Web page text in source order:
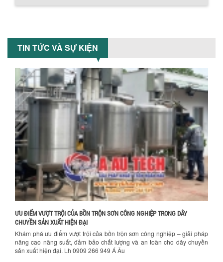
Chính sách giao hàng
Hướng dẫn thanh toán mua hàng
TIN TỨC VÀ SỰ KIỆN
ƯU ĐIỂM VƯỢT TRỘI CỦA BỒN TRỘN SƠN CÔNG NGHIỆP TRONG DÂY
CHUYỀN SẢN XUẤT HIỆN ĐẠI
Khám phá ưu điểm vượt trội của bồn trộn sơn công nghiệp – giải pháp
nâng cao năng suất, đảm bảo chất lượng và an toàn cho dây chuyền
sản xuất hiện đại. Lh 0909 266 949 Á Âu
CHỌN MÁY KHUẤY TRỘN HÓA CHẤT CHO
Khám phá những tiêu chí quan trọng
giúp doanh nghiệp lựa chọn máy khuấy
trộn hóa chất phù hợp. Từ máy khuấy
hóa...
NHỮNG YẾU TỐ QUYẾT ĐỊNH KHI CHỌN
BỒN KHUẤY SƠN: VẬT LIỆU, DUNG TÍCH VÀ
CÔNG SUẤT KHUẤY
Khám phá các yếu tố quan trọng khi
chọn bồn khuấy sơn: Vật liệu, dung tích
và công suất khuấy. Giải pháp tối...
BỒN KHUẤY TRỘN CHẤT LỎNG CHO
NGÀNH HÓA CHẤT: NHỮNG YẾU TỐ QUYẾT
ĐỊNH CHẤT LƯỢNG SẢN PHẨM CUỐI
CÙNG
Khám phá những yếu tố quan trọng
quyết định chất lượng sản phẩm khi sử
dụng bồn khuấy trộn chất lỏng trong...
TỐI ƯU CHI PHÍ ĐẦU TƯ NHỜ LỰA CHỌN
ĐÚNG DỤNG CỤ KHUẤY SƠN CHO DÂY
CHUYỀN SẢN XUẤT